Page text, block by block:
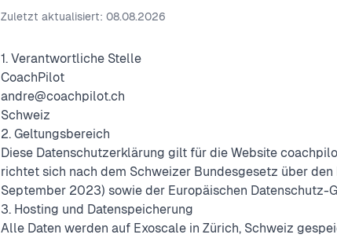
Zuletzt aktualisiert: 08.08.2026
1. Verantwortliche Stelle
CoachPilot
andre@coachpilot.ch
Schweiz
2. Geltungsbereich
Diese Datenschutzerklärung gilt für die Website
richtet sich nach dem Schweizer Bundesgesetz über den
September 2023) sowie der Europäischen Datenschutz-
3. Hosting und Datenspeicherung
Alle Daten werden auf Exoscale in Zürich, Schweiz